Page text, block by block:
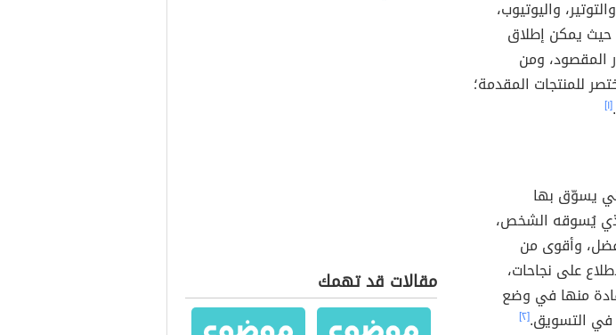
واليوتيوب،
حيث يمكن إطلاق
المقصود، ومن
للمنتجات المقدمة؛
[١]
يسوّق بها
يُسوقه الشخص،
وأقوى من
على نجاحات،
منها في وضع
في التسويق.[٢]
مقالات قد تهمك